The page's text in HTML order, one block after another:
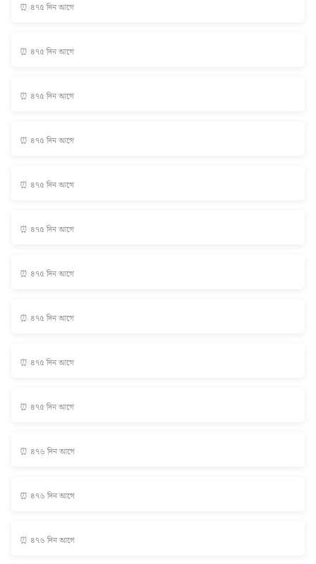
⏰ ৪৭৫ দিন আগে
⏰ ৪৭৫ দিন আগে
⏰ ৪৭৫ দিন আগে
⏰ ৪৭৫ দিন আগে
⏰ ৪৭৫ দিন আগে
⏰ ৪৭৫ দিন আগে
⏰ ৪৭৫ দিন আগে
⏰ ৪৭৫ দিন আগে
⏰ ৪৭৫ দিন আগে
⏰ ৪৭৫ দিন আগে
⏰ ৪৭৬ দিন আগে
⏰ ৪৭৬ দিন আগে
⏰ ৪৭৬ দিন আগে